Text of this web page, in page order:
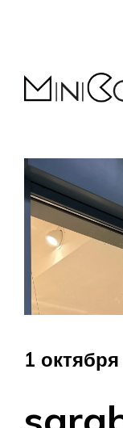
1 октября